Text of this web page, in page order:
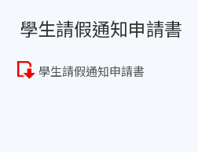
學生請假通知申請書
學生請假通知申請書